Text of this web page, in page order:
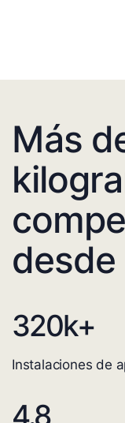
Más
desde
320k+
Instalaciones de
4.8